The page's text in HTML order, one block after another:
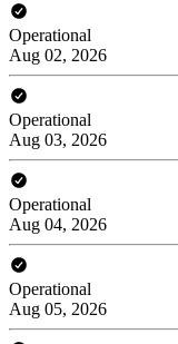
Operational
Aug 02, 2026
Operational
Aug 03, 2026
Operational
Aug 04, 2026
Operational
Aug 05, 2026